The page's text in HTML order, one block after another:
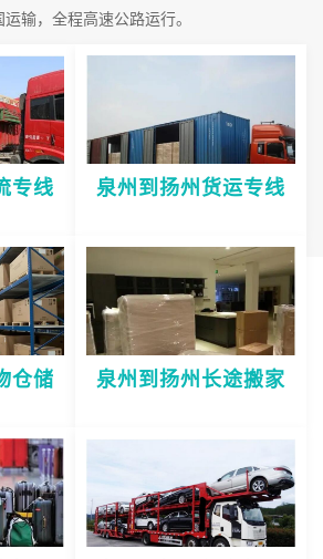
运输，全程高速公路运行。
专线 泉州到扬州货运专线
仓储 泉州到扬州长途搬家